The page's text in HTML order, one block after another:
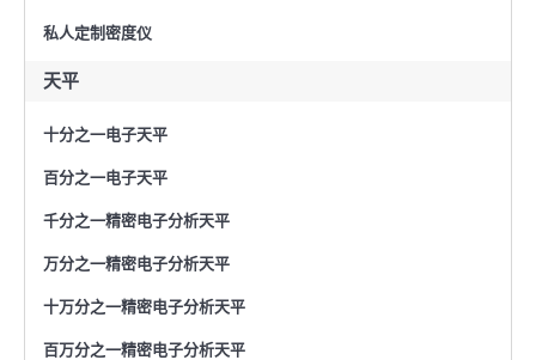
私人定制密度仪
天平
十分之一电子天平
百分之一电子天平
千分之一精密电子分析天平
万分之一精密电子分析天平
十万分之一精密电子分析天平
百万分之一精密电子分析天平